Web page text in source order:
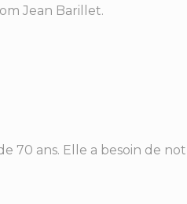
Jean Barillet.
70 ans. Elle a besoin de